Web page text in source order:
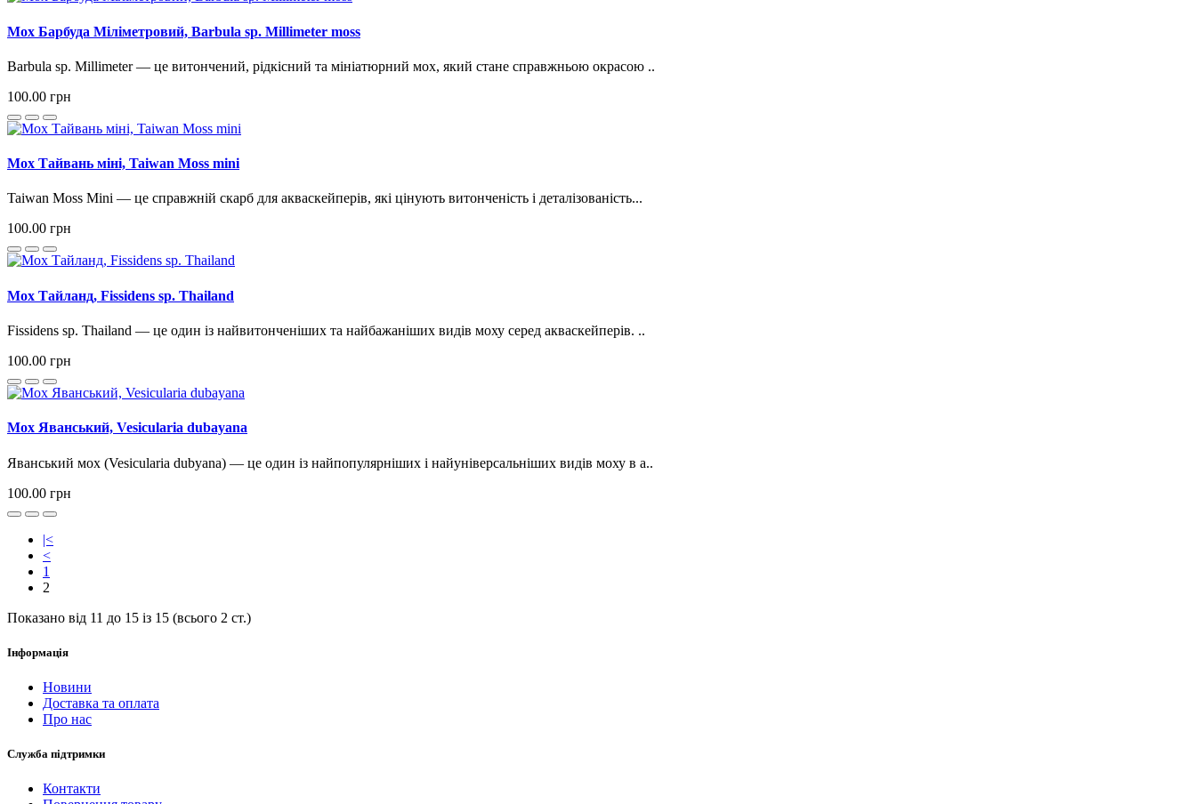
Мох Барбуда Міліметровий, Barbula sp. Millimeter moss
Barbula sp. Millimeter — це витончений, рідкісний та мініатюрний мох, який стане справжньою окрасою ..
100.00 грн
Мох Тайвань міні, Taiwan Moss mini
Taiwan Moss Mini — це справжній скарб для акваскейперів, які цінують витонченість і деталізованість...
100.00 грн
Мох Тайланд, Fissidens sp. Thailand
Fissidens sp. Thailand — це один із найвитонченіших та найбажаніших видів моху серед акваскейперів. ..
100.00 грн
Мох Яванський, Vesicularia dubayana
Яванський мох (Vesicularia dubyana) — це один із найпопулярніших і найуніверсальніших видів моху в а..
100.00 грн
|<
<
1
2
Показано від 11 до 15 із 15 (всього 2 ст.)
Інформація
Новини
Доставка та оплата
Про нас
Служба підтримки
Контакти